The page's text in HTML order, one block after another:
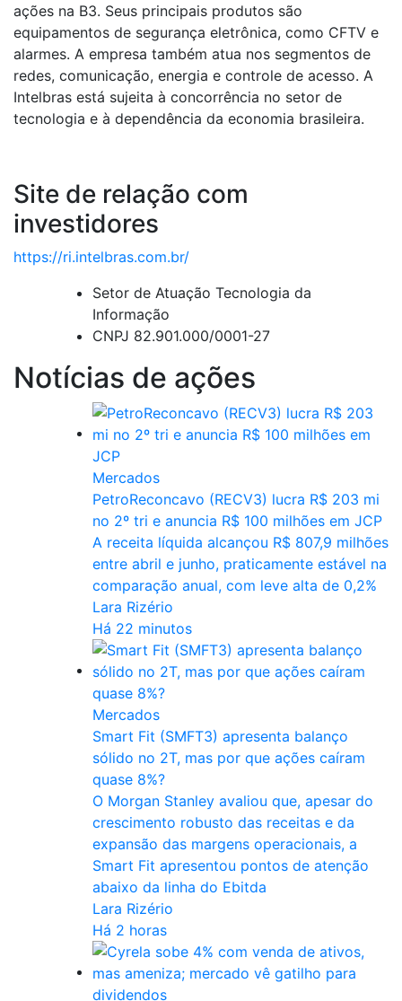
ações na B3. Seus principais produtos são
equipamentos de segurança eletrônica, como CFTV e
alarmes. A empresa também atua nos segmentos de
redes, comunicação, energia e controle de acesso. A
Intelbras está sujeita à concorrência no setor de
tecnologia e à dependência da economia brasileira.
Site de relação com
investidores
https://ri.intelbras.com.br/
Setor de Atuação Tecnologia da
Informação
CNPJ 82.901.000/0001-27
Notícias de ações
Mercados
PetroReconcavo (RECV3) lucra R$ 203 mi
no 2º tri e anuncia R$ 100 milhões em JCP
A receita líquida alcançou R$ 807,9 milhões
entre abril e junho, praticamente estável na
comparação anual, com leve alta de 0,2%
Lara Rizério
Há 22 minutos
Mercados
Smart Fit (SMFT3) apresenta balanço
sólido no 2T, mas por que ações caíram
quase 8%?
O Morgan Stanley avaliou que, apesar do
crescimento robusto das receitas e da
expansão das margens operacionais, a
Smart Fit apresentou pontos de atenção
abaixo da linha do Ebitda
Lara Rizério
Há 2 horas